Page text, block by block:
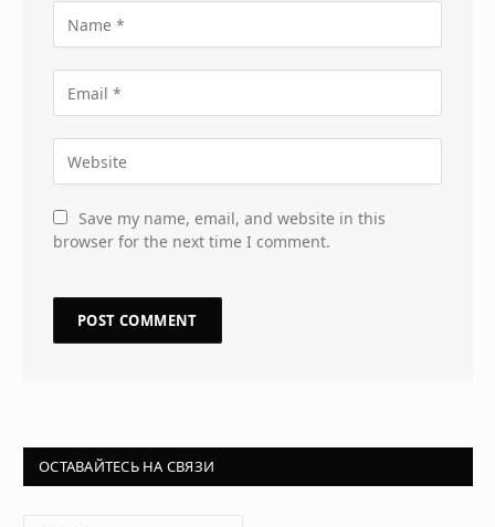
Save my name, email, and website in this
browser for the next time I comment.
ОСТАВАЙТЕСЬ НА СВЯЗИ